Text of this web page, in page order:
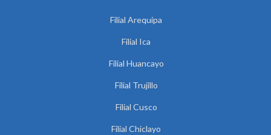
Filial Arequipa
Filial Ica
Filial Huancayo
Filial Trujillo
Filial Cusco
Filial Chiclayo